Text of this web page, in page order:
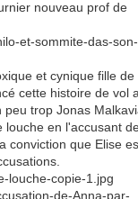
et cynique fille
cette histoire de vol
trop Jonas
louche en l'accusant
conviction que Elise